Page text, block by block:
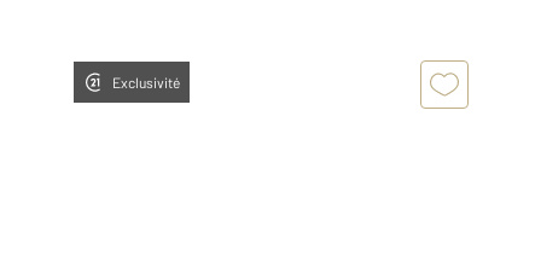
Exclusivité